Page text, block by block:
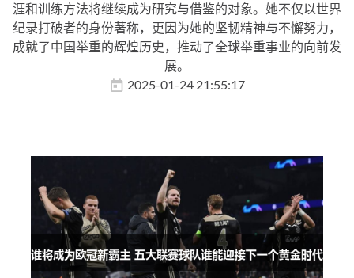
涯和训练方法将继续成为研究与借鉴的对象。她不仅以世界
纪录打破者的身份著称，更因为她的坚韧精神与不懈努力，
成就了中国举重的辉煌历史，推动了全球举重事业的向前发
展。
2025-01-24 21:55:17